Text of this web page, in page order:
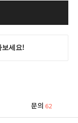
문의 62